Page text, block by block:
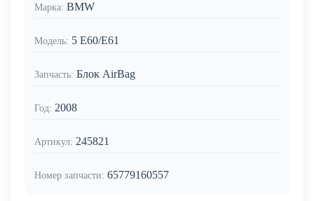
Марка: BMW
Модель: 5 E60/E61
Запчасть: Блок AirBag
Год: 2008
Артикул: 245821
Номер запчасти: 65779160557